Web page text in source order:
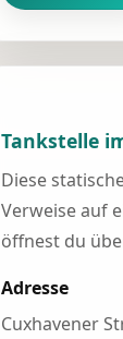
Tankstelle
Diese
Verweise auf
öffnest du
Adresse
Cuxhavener